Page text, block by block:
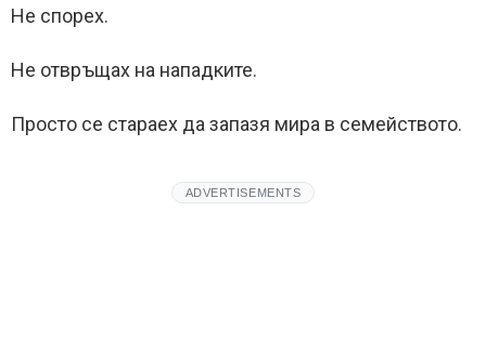
Не спорех.
Не отвръщах на нападките.
Просто се стараех да запазя мира в семейството.
ADVERTISEMENTS